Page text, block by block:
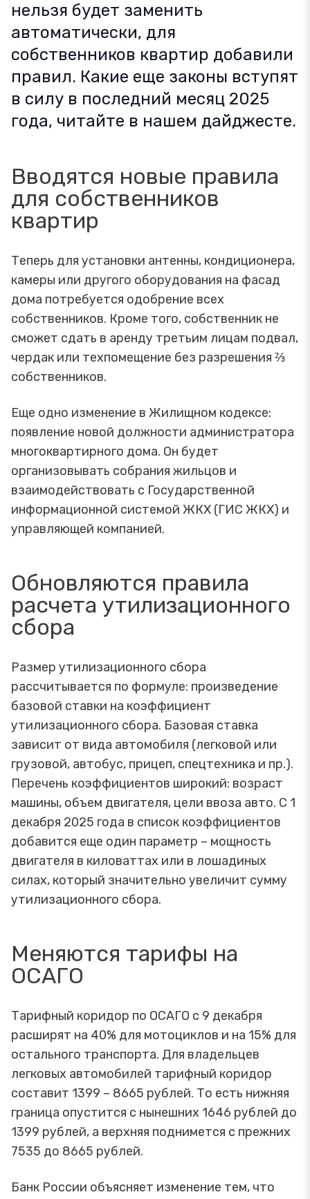
нельзя будет заменить
автоматически, для
собственников квартир добавили
правил. Какие еще законы вступят
в силу в последний месяц 2025
года, читайте в нашем дайджесте.
Вводятся новые правила
для собственников
квартир
Теперь для установки антенны, кондиционера,
камеры или другого оборудования на фасад
дома потребуется одобрение всех
собственников. Кроме того, собственник не
сможет сдать в аренду третьим лицам подвал,
чердак или техпомещение без разрешения ⅔
собственников.
Еще одно изменение в Жилищном кодексе:
появление новой должности администратора
многоквартирного дома. Он будет
организовывать собрания жильцов и
взаимодействовать с Государственной
информационной системой ЖКХ (ГИС ЖКХ) и
управляющей компанией.
Обновляются правила
расчета утилизационного
сбора
Размер утилизационного сбора
рассчитывается по формуле: произведение
базовой ставки на коэффициент
утилизационного сбора. Базовая ставка
зависит от вида автомобиля (легковой или
грузовой, автобус, прицеп, спецтехника и пр.).
Перечень коэффициентов широкий: возраст
машины, объем двигателя, цели ввоза авто. С 1
декабря 2025 года в список коэффициентов
добавится еще один параметр – мощность
двигателя в киловаттах или в лошадиных
силах, который значительно увеличит сумму
утилизационного сбора.
Меняются тарифы на
ОСАГО
Тарифный коридор по ОСАГО с 9 декабря
расширят на 40% для мотоциклов и на 15% для
остального транспорта. Для владельцев
легковых автомобилей тарифный коридор
составит 1399 – 8665 рублей. То есть нижняя
граница опустится с нынешних 1646 рублей до
1399 рублей, а верхняя поднимется с прежних
7535 до 8665 рублей.
Банк России объясняет изменение тем, что